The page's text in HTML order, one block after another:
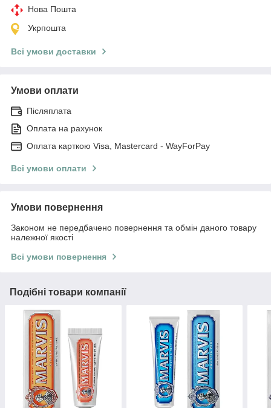
Нова Пошта
Укрпошта
Всі умови доставки
Умови оплати
Післяплата
Оплата на рахунок
Оплата карткою Visa, Mastercard - WayForPay
Всі умови оплати
Умови повернення
Законом не передбачено повернення та обмін даного товару
належної якості
Всі умови повернення
Подібні товари компанії